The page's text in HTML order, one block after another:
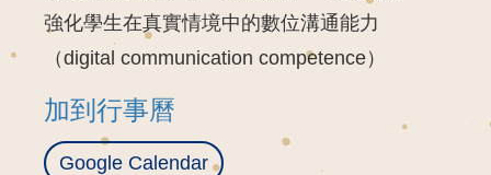
強化學生在真實情境中的數位溝通能力
（digital communication competence）
加到行事曆
Google Calendar